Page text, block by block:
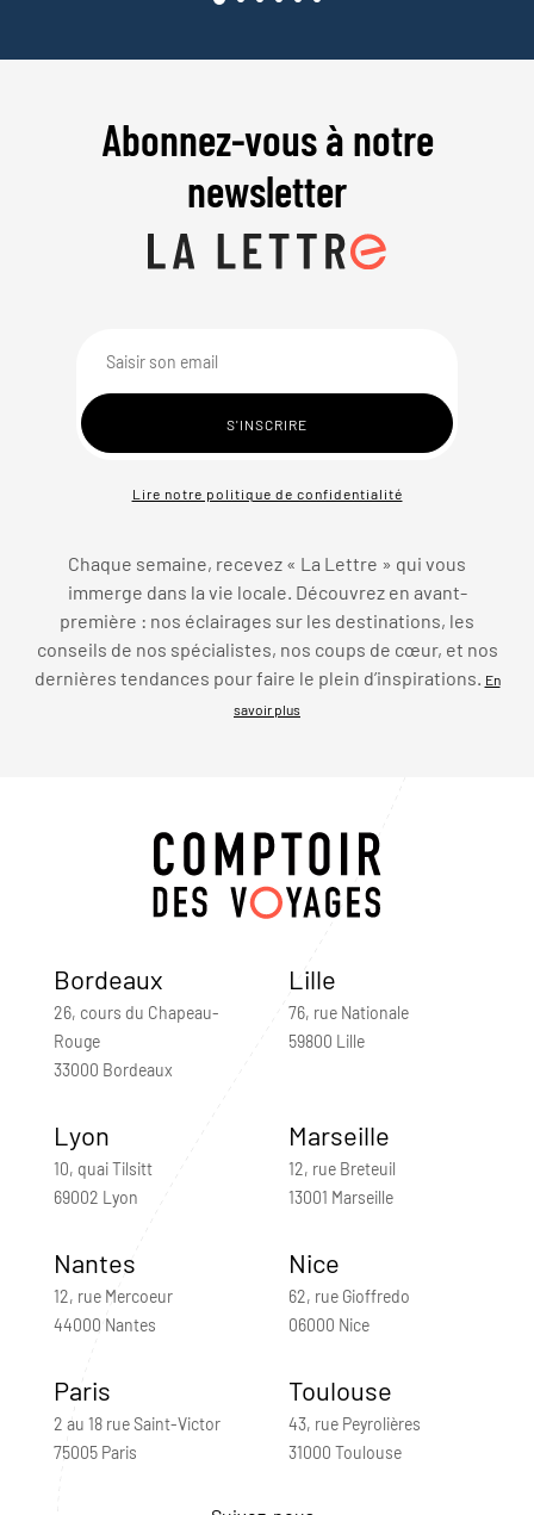
Abonnez-vous à notre
newsletter
Lire notre politique de confidentialité
Chaque semaine, recevez « La Lettre » qui vous
immerge dans la vie locale. Découvrez en avant-
première : nos éclairages sur les destinations, les
conseils de nos spécialistes, nos coups de cœur, et nos
dernières tendances pour faire le plein d’inspirations.
En
savoir plus
Bordeaux
26, cours du Chapeau-
Rouge
33000 Bordeaux
Lille
76, rue Nationale
59800 Lille
Lyon
10, quai Tilsitt
69002 Lyon
Marseille
12, rue Breteuil
13001 Marseille
Nantes
12, rue Mercoeur
44000 Nantes
Nice
62, rue Gioffredo
06000 Nice
Paris
2 au 18 rue Saint-Victor
75005 Paris
Toulouse
43, rue Peyrolières
31000 Toulouse